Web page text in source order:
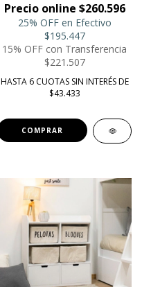
Precio online $260.596
25% OFF en Efectivo
$195.447
15% OFF con Transferencia
$221.507
HASTA 6 CUOTAS SIN INTERÉS DE
$43.433
COMPRAR